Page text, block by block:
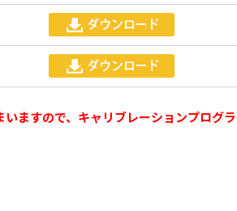
ますので、 キャリブレーションプログラ